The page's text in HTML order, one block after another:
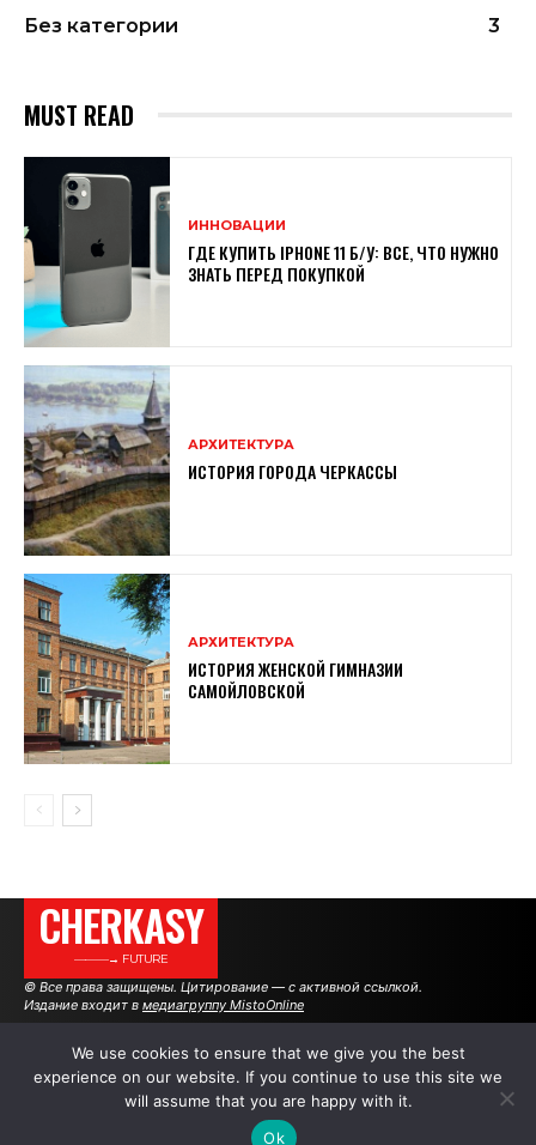
Без категории
3
MUST READ
ИННОВАЦИИ
ГДЕ КУПИТЬ IPHONE 11 Б/У: ВСЕ, ЧТО НУЖНО
ЗНАТЬ ПЕРЕД ПОКУПКОЙ
АРХИТЕКТУРА
ИСТОРИЯ ГОРОДА ЧЕРКАССЫ
АРХИТЕКТУРА
ИСТОРИЯ ЖЕНСКОЙ ГИМНАЗИИ
САМОЙЛОВСКОЙ
CHERKASY
———→ FUTURE
© Все права защищены. Цитирование — с активной ссылкой.
Издание входит в медиагруппу MistoOnline
АВТОРЫ РЕКЛАМА НА САЙТЕ
We use cookies to ensure that we give you the best
experience on our website. If you continue to use this site we
will assume that you are happy with it.
Ok